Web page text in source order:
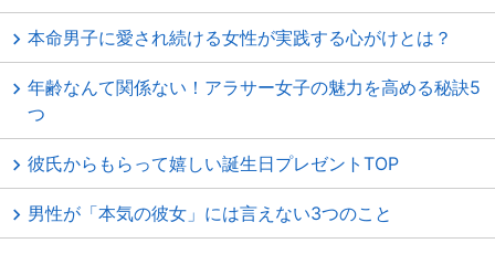
本命男子に愛され続ける女性が実践する心がけとは？
年齢なんて関係ない！アラサー女子の魅力を高める秘訣5
つ
彼氏からもらって嬉しい誕生日プレゼントTOP
男性が「本気の彼女」には言えない3つのこと